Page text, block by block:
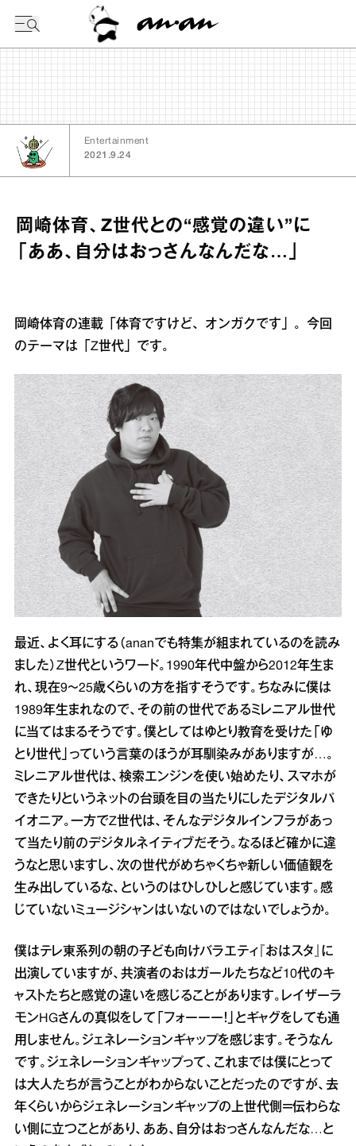
Entertainment
2021.9.24
岡崎体育、Z世代との“感覚の違い”に
「ああ、自分はおっさんなんだな…」
岡崎体育の連載「体育ですけど、オンガクです」。今回
のテーマは「Z世代」です。
最近、よく耳にする（ananでも特集が組まれているのを読み
ました）Z世代というワード。1990年代中盤から2012年生ま
れ、現在9～25歳くらいの方を指すそうです。ちなみに僕は
1989年生まれなので、その前の世代であるミレニアル世代
に当てはまるそうです。僕としてはゆとり教育を受けた「ゆ
とり世代」っていう言葉のほうが耳馴染みがありますが…。
ミレニアル世代は、検索エンジンを使い始めたり、スマホが
できたりというネットの台頭を目の当たりにしたデジタルパ
イオニア。一方でZ世代は、そんなデジタルインフラがあっ
て当たり前のデジタルネイティブだそう。なるほど確かに違
うなと思いますし、次の世代がめちゃくちゃ新しい価値観を
生み出しているな、というのはひしひしと感じています。感
じていないミュージシャンはいないのではないでしょうか。
僕はテレ東系列の朝の子ども向けバラエティ『おはスタ』に
出演していますが、共演者のおはガールたちなど10代のキ
ャストたちと感覚の違いを感じることがあります。レイザーラ
モンHGさんの真似をして「フォーーー！」とギャグをしても通
用しません。ジェネレーションギャップを感じます。そうなん
です。ジェネレーションギャップって、これまでは僕にとって
は大人たちが言うことがわからないことだったのですが、去
年くらいからジェネレーションギャップの上世代側＝伝わらな
い側に立つことがあり、ああ、自分はおっさんなんだな…と